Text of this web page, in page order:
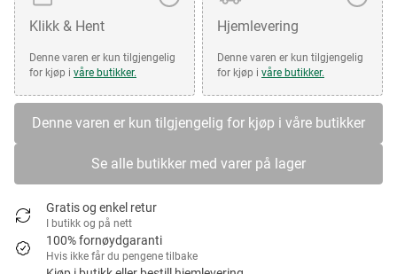
Klikk & Hent
Denne varen er kun tilgjengelig
for kjøp i våre butikker.
Hjemlevering
Denne varen er kun tilgjengelig
for kjøp i våre butikker.
Denne varen er kun tilgjengelig for kjøp i våre butikker
Se alle butikker med varer på lager
Gratis og enkel retur
I butikk og på nett
100% fornøydgaranti
Hvis ikke får du pengene tilbake